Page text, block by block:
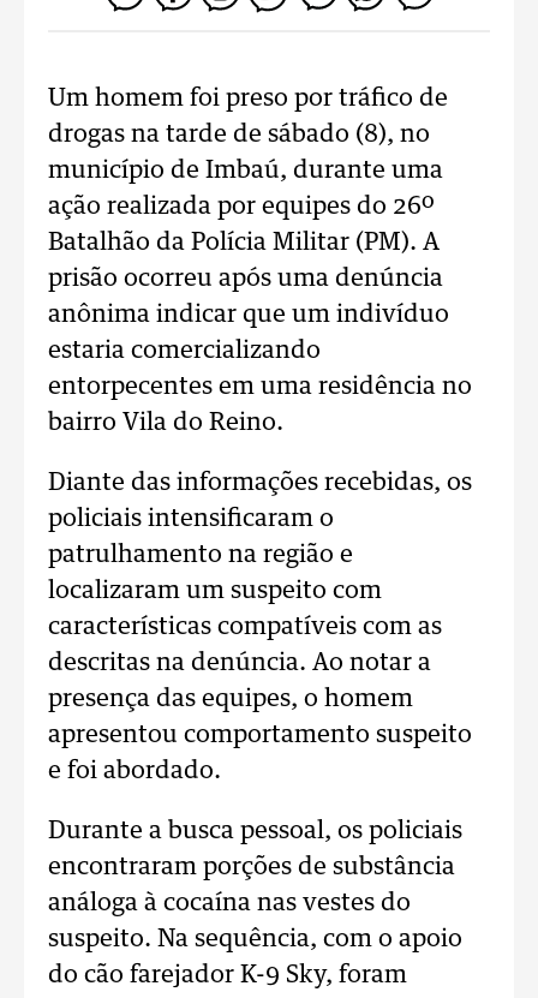
Um homem foi preso por tráfico de
drogas na tarde de sábado (8), no
município de Imbaú, durante uma
ação realizada por equipes do 26º
Batalhão da Polícia Militar (PM). A
prisão ocorreu após uma denúncia
anônima indicar que um indivíduo
estaria comercializando
entorpecentes em uma residência no
bairro Vila do Reino.
Diante das informações recebidas, os
policiais intensificaram o
patrulhamento na região e
localizaram um suspeito com
características compatíveis com as
descritas na denúncia. Ao notar a
presença das equipes, o homem
apresentou comportamento suspeito
e foi abordado.
Durante a busca pessoal, os policiais
encontraram porções de substância
análoga à cocaína nas vestes do
suspeito. Na sequência, com o apoio
do cão farejador K-9 Sky, foram